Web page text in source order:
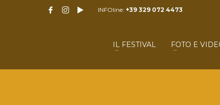
INFOline: +39 329 072 4473
IL FESTIVAL FOTO E